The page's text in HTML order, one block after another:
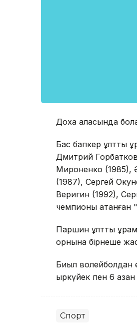
Доха қаласында
Бас бапкер ұлттық
Дмитрий
Мироненко (1985),
(1987), Сергей
Веригин (1992),
чемпионы
Паршин ұлттық
орнына бiрнеше
Биыл волейболдан
қыркүйек пен 6
Спорт